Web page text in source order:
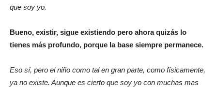
que soy yo.
Bueno, existir, sigue existiendo pero ahora quizás lo
tienes más profundo, porque la base siempre permanece.
Eso sí, pero el niño como tal en gran parte, como físicamente,
ya no existe. Aunque es cierto que soy yo con muchas mas